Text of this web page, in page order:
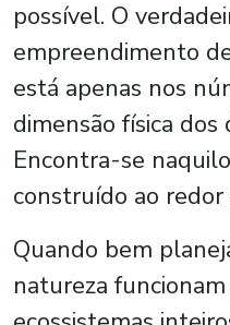
possível. O
empreendimento
está apenas nos
dimensão física dos
Encontra-se
construído ao redor
Quando bem
natureza